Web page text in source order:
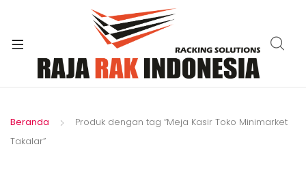
Beranda
Produk dengan tag “Meja Kasir Toko Minimarket
Takalar”